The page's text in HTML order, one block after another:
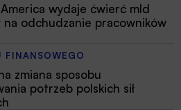
wydaje ćwierć mld
na odchudzanie pracowników
FINANSOWEGO
zmiana sposobu
potrzeb polskich sił